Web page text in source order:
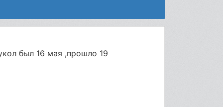
был 16 мая ,прошло 19